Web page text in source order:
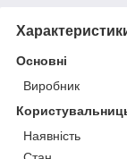
Основні
Виробник
Наявність